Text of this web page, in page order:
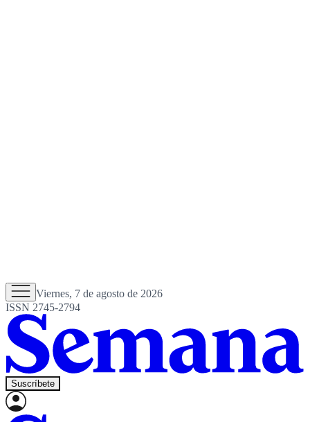
Viernes, 7 de agosto de 2026
ISSN 2745-2794
Suscríbete